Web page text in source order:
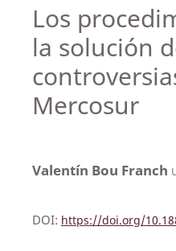
Los
la solución
Mercosur
Valentín Bou Franch
DOI: https://doi.org/